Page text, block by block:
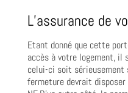
L’assurance de
Etant donné que cette
accès à votre logement, il
celui-ci soit sérieusement
fermeture devrait